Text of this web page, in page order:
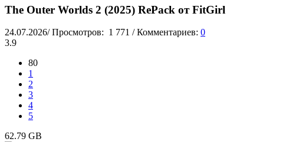
The Outer Worlds 2 (2025) RePack от FitGirl
24.07.2026/ Просмотров: 1 771 / Комментариев: 0
3.9
80
1
2
3
4
5
62.79 GB